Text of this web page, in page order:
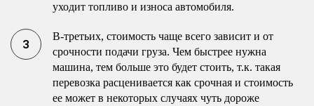
уходит топливо и износа автомобиля.
В-третьих, стоимость чаще всего зависит и от
срочности подачи груза. Чем быстрее нужна
машина, тем больше это будет стоить, т.к. такая
перевозка расценивается как срочная и стоимость
ее может в некоторых случаях чуть дороже